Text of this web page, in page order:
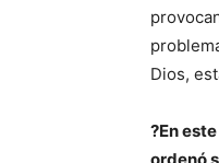
Dios,
?En